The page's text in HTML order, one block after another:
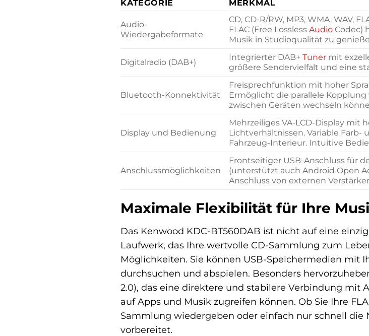
KATEGORIE MERKMAL
Audio-
Wiedergabeformate
CD, CD-R/RW, MP3, WMA, WAV,
FLAC (Free Lossless AudioCodec)
Musik in Studioqualität zu
Digitalradio (DAB+)
Integrierter DAB+ Tunermit
größere Sendervielfalt und eine
Bluetooth-Konnektivität
Freisprechfunktion mit hoher
Ermöglicht die parallele Kopplung
zwischen Geräten wechseln
Display und Bedienung
Mehrzeiliges VA-LCD-Display mit
Lichtverhältnissen. Variable
Fahrzeug-Interieur. Intuitive
Anschlussmöglichkeiten
Frontseitiger USB-Anschluss für
(unterstützt auch Android Open
Anschluss von externen
Maximale Flexibilität für Ihre
Das Kenwood KDC-BT560DAB ist nicht auf eine
Laufwerk, das Ihre wertvolle CD-Sammlung zum
Möglichkeiten. Sie können USB-Speichermedien
durchsuchen und abspielen. Besonders
2.0), das eine direktere und stabilere Verbindung mit
auf Apps und Musik zugreifen können. Ob Sie Ihre
Sammlung wiedergeben oder einfach nur schnell die
vorbereitet.